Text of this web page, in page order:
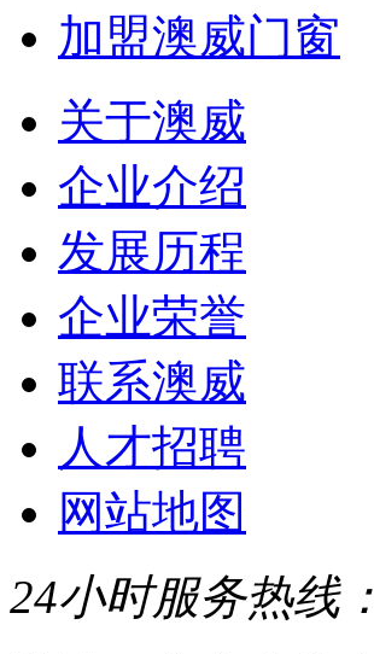
加盟澳威门窗
关于澳威
企业介绍
发展历程
企业荣誉
联系澳威
人才招聘
网站地图
24小时服务热线：